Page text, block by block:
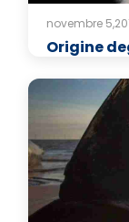
novembre
Origine